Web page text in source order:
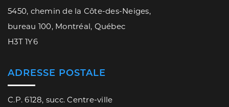
5450, chemin de la Côte-des-Neiges,
bureau 100, Montréal, Québec
H3T 1Y6
ADRESSE POSTALE
C.P. 6128, succ. Centre-ville